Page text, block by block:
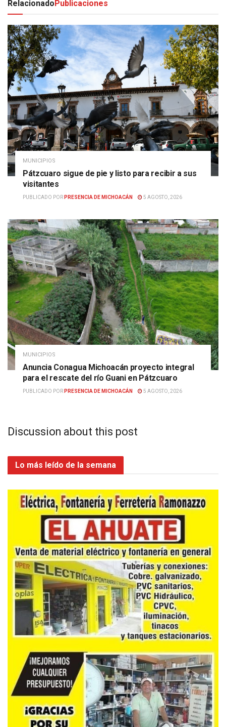
Relacionado Publicaciones
MUNICIPIOS
Pátzcuaro sigue de pie y listo para recibir a sus
visitantes
PUBLICADO POR PRESENCIA DE MICHOACÁN 5 AGOSTO, 2026
MUNICIPIOS
Anuncia Conagua Michoacán proyecto integral
para el rescate del río Guani en Pátzcuaro
PUBLICADO POR PRESENCIA DE MICHOACÁN 5 AGOSTO, 2026
Discussion about this post
Lo más leído de la semana